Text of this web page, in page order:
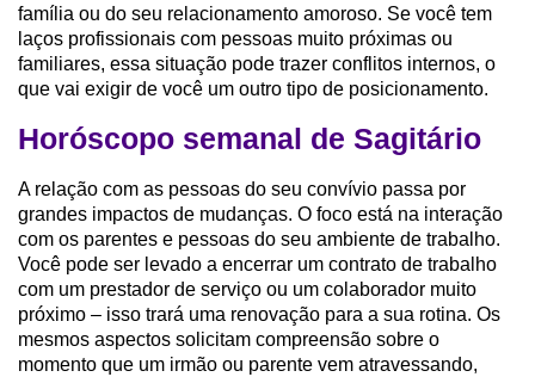
família ou do seu relacionamento amoroso. Se você tem
laços profissionais com pessoas muito próximas ou
familiares, essa situação pode trazer conflitos internos, o
que vai exigir de você um outro tipo de posicionamento.
Horóscopo semanal de Sagitário
A relação com as pessoas do seu convívio passa por
grandes impactos de mudanças. O foco está na interação
com os parentes e pessoas do seu ambiente de trabalho.
Você pode ser levado a encerrar um contrato de trabalho
com um prestador de serviço ou um colaborador muito
próximo – isso trará uma renovação para a sua rotina. Os
mesmos aspectos solicitam compreensão sobre o
momento que um irmão ou parente vem atravessando,